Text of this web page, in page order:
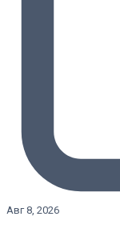
Авг 8, 2026